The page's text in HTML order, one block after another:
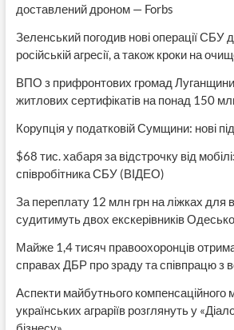
доставлений дроном — Forbs
Зеленський погодив нові операції СБУ
російській агресії, а також кроки на
ВПО з прифронтових громад
житлових сертифікатів на понад 150
Корупція у податковій Сумщини: нові
$68 тис. хабаря за відстрочку від
співробітника СБУ (ВІДЕО)
За переплату 12 млн грн на ліжках для
судитимуть двох екскерівників
Майже 1,4 тисяч правоохоронців
справах ДБР про зраду та співпрацю з
Аспекти майбутнього компенсаційного
українських аграріїв розглянуть у